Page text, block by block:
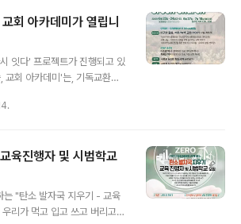
회 아카데미가 열립니
잇다' 프로젝트가 진행되고 있
교회 아카데미'는, 기독교환경
교육으로 준비되었습니다. 함
녹색/기후 교회의 다짐과 전략
특별히 1박 2일로 진행되는 워
계돌봄 활동을 이어가고 있는
고 나눌 뿐아니라 기후위기시
육진행자 및 시범학교
"탄소 발자국 지우기 - 교육
리가 먹고 입고 쓰고 버리고